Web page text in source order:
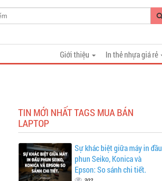
In thẻ nhựa giá rẻ
Giới thiệu
TIN MỚI NHẤT TAGS MUA BÁN
LAPTOP
Sự khác biệt giữa máy in đầu
phun Seiko, Konica và
Epson: So sánh chi tiết.